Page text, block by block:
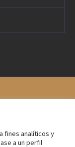
fines analíticos y
a un perfil